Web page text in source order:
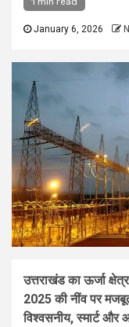
January 6, 2026
उत्तराखंड का ऊर्जा
2025 की नींव पर
विश्वसनीय, स्मार्ट और